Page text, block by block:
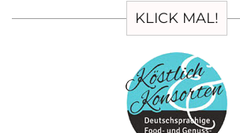
KLICK MAL!